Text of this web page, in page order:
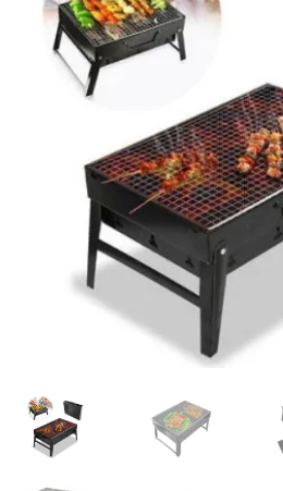
Рекламации и замена на производ
Услови за користење